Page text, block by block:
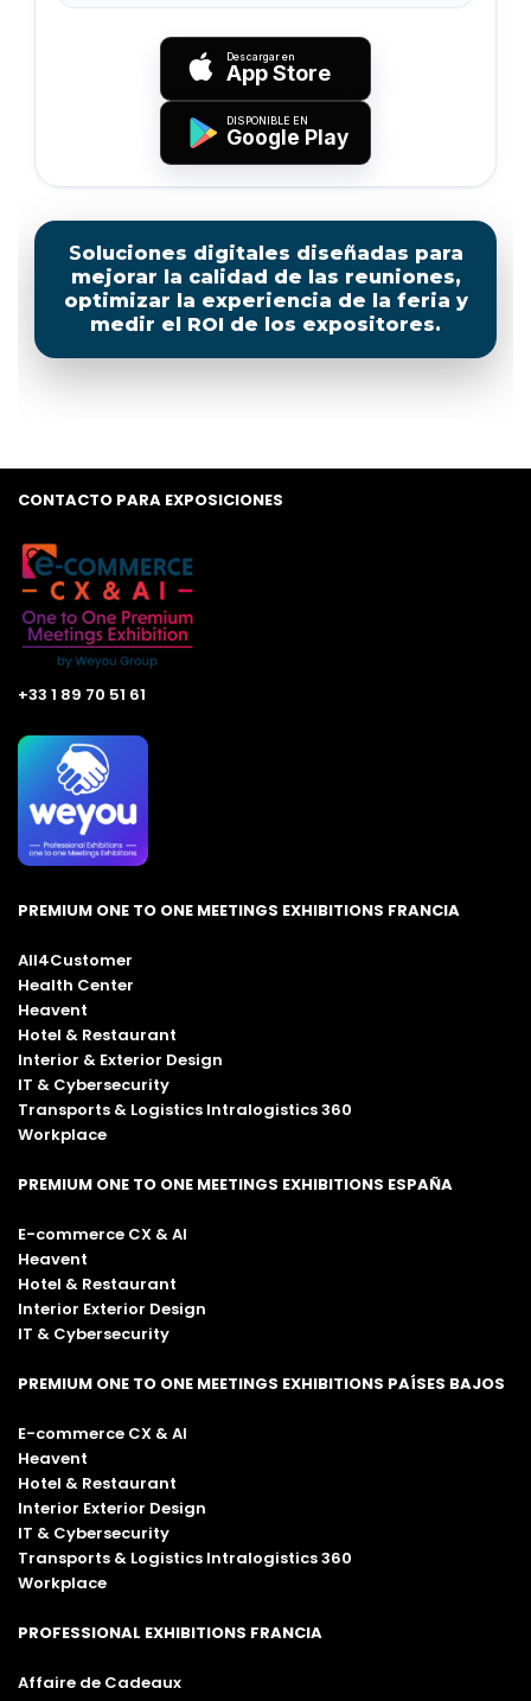
Descargar en
App Store
DISPONIBLE EN
Google Play
Soluciones digitales diseñadas para
mejorar la calidad de las reuniones,
optimizar la experiencia de la feria y
medir el ROI de los expositores.
CONTACTO PARA EXPOSICIONES
+33 1 89 70 51 61
PREMIUM ONE TO ONE MEETINGS EXHIBITIONS FRANCIA
All4Customer
Health Center
Heavent
Hotel & Restaurant
Interior & Exterior Design
IT & Cybersecurity
Transports & Logistics Intralogistics 360
Workplace
PREMIUM ONE TO ONE MEETINGS EXHIBITIONS ESPAÑA
E-commerce CX & AI
Heavent
Hotel & Restaurant
Interior Exterior Design
IT & Cybersecurity
PREMIUM ONE TO ONE MEETINGS EXHIBITIONS PAÍSES BAJOS
E-commerce CX & AI
Heavent
Hotel & Restaurant
Interior Exterior Design
IT & Cybersecurity
Transports & Logistics Intralogistics 360
Workplace
PROFESSIONAL EXHIBITIONS FRANCIA
Affaire de Cadeaux